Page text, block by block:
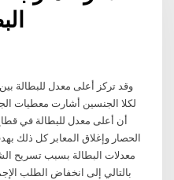
لكلا الجنسين أشارت معطيات
أن أعلى معدل للبطالة في
معدلات البطالة بسبب تسريح